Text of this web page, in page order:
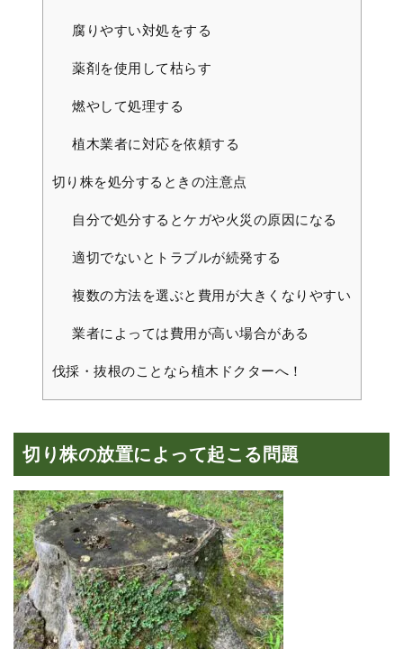
腐りやすい対処をする
薬剤を使用して枯らす
燃やして処理する
植木業者に対応を依頼する
切り株を処分するときの注意点
自分で処分するとケガや火災の原因になる
適切でないとトラブルが続発する
複数の方法を選ぶと費用が大きくなりやすい
業者によっては費用が高い場合がある
伐採・抜根のことなら植木ドクターへ！
切り株の放置によって起こる問題